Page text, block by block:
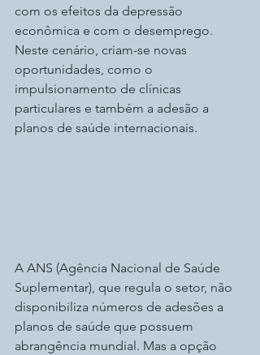
com os efeitos da depressão
econômica e com o desemprego.
Neste cenário, criam-se novas
oportunidades, como o
impulsionamento de clínicas
particulares e também a adesão a
planos de saúde internacionais.
A ANS (Agência Nacional de Saúde
Suplementar), que regula o setor, não
disponibiliza números de adesões a
planos de saúde que possuem
abrangência mundial. Mas a opção